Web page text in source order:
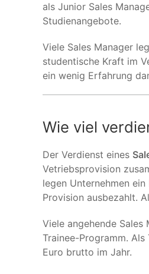
als Junior Sales
Studienangebote.
Viele Sales Manager
studentische Kraft im
ein wenig Erfahrung
Wie viel
Der Verdienst eines
Vetriebsprovision
legen Unternehmen
Provision ausbezahlt.
Viele angehende
Trainee-Programm.
Euro brutto im Jahr.